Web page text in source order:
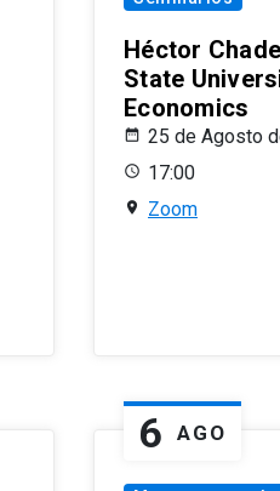
Héctor
State
Economics
25 de Agosto
17:00
Zoom
6 AGO